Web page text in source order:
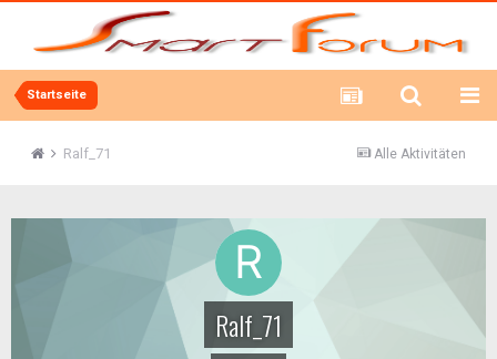
Startseite
Alle Aktivitäten
Ralf_71
Ralf_71